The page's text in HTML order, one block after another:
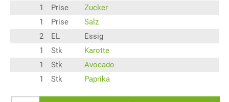
1
Prise
Zucker
1
Prise
Salz
2
EL
Essig
1
Stk
Karotte
1
Stk
Avocado
1
Stk Paprika